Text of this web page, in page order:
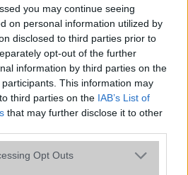
you may continue seeing
on personal information utilized by
disclosed to third parties prior to
opt-out of the further
information by third parties on the
participants. This information may
third parties on the IAB’s List of
that may further disclose it to other
app uses one or more Google
Opt Outs
alkalmazás független szótár
alap szolgáltatás
Nincs
Nincs
alap szolgáltatás